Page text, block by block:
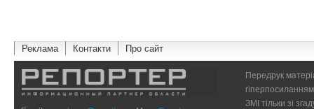
Реклама Контакти Про сайт
Передрук
ЗМІ тільки зі